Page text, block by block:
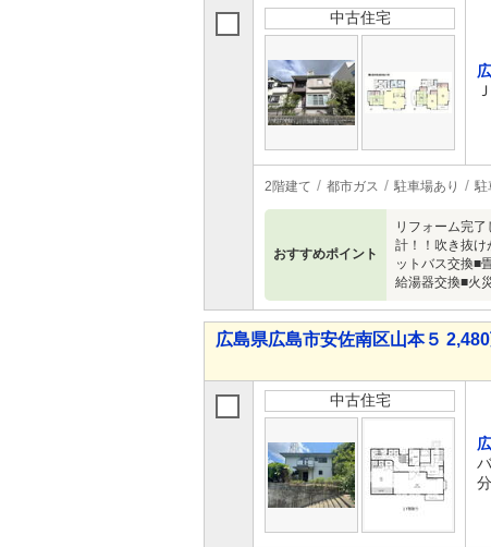
中古住宅
2階建て 都市ガス 駐車場あり 駐
おすすめポイント
リフォーム完
計！！吹き抜け
ットバス交換■
給湯器交換■火
広島県広島市安佐南区山本５
中古住宅
分